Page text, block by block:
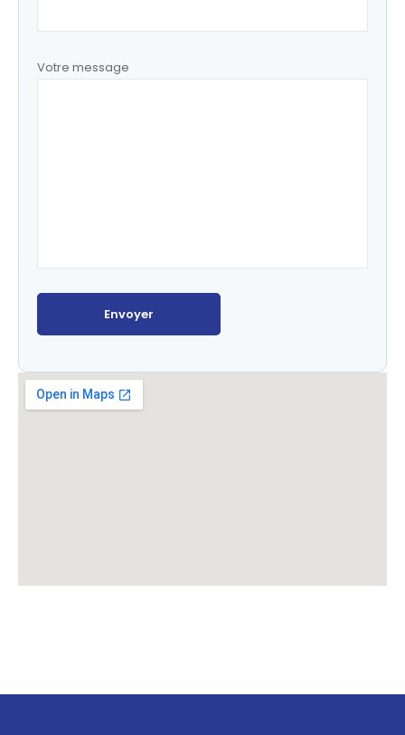
Votre message